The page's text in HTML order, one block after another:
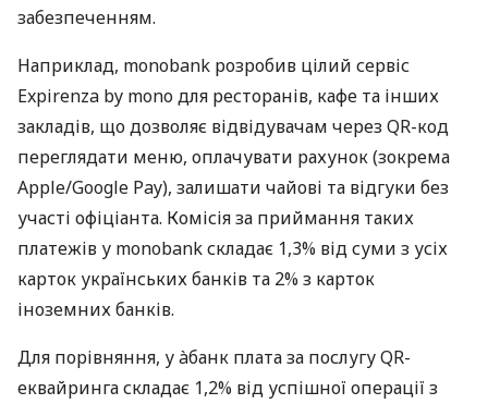
забезпеченням.
Наприклад, monobank розробив цілий сервіс
Expirenza by mono для ресторанів, кафе та інших
закладів, що дозволяє відвідувачам через QR-код
переглядати меню, оплачувати рахунок (зокрема
Apple/Google Pay), залишати чайові та відгуки без
участі офіціанта. Комісія за приймання таких
платежів у monobank складає 1,3% від суми з усіх
карток українських банків та 2% з карток
іноземних банків.
Для порівняння, у àбанк плата за послугу QR-
еквайринга складає 1,2% від успішної операції з